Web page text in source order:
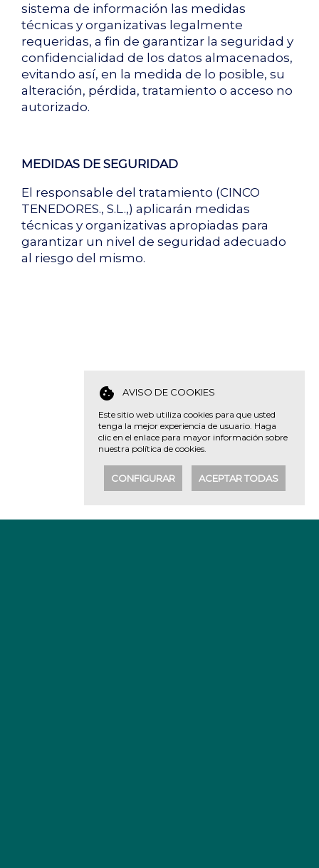
cookie AVISO DE COOKIES
Este sitio web utiliza cookies para que usted
tenga la mejor experiencia de usuario. Haga
clic en el enlace para mayor información sobre
nuestra política de cookies.
CONFIGURAR ACEPTAR TODAS
sistema de información las medidas
técnicas y organizativas legalmente
requeridas, a fin de garantizar la seguridad y
confidencialidad de los datos almacenados,
evitando así, en la medida de lo posible, su
alteración, pérdida, tratamiento o acceso no
autorizado.
MEDIDAS DE SEGURIDAD
El responsable del tratamiento (CINCO
TENEDORES., S.L.,) aplicarán medidas
técnicas y organizativas apropiadas para
garantizar un nivel de seguridad adecuado
al riesgo del mismo.